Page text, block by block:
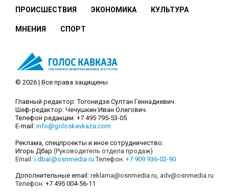
ПРОИСШЕСТВИЯ ЭКОНОМИКА КУЛЬТУРА
МНЕНИЯ СПОРТ
© 2026 | Все права защищены
Главный редактор: Тогонидзе Султан Геннадиевич.
Шеф-редактор: Чечушкин Иван Олегович.
Телефон редакции: +7 495 795-53-05
E-mail: info@goloskavkaza.com
Реклама, спецпроекты и иное сотрудничество:
Игорь Дбар (Руководитель отдела продаж)
Email: i.dbar@osnmedia.ru Телефон: +7 909 936-02-90
Дополнительные email: reklama@osnmedia.ru, adv@osnmedia.ru
Телефон: +7 495 004-56-11